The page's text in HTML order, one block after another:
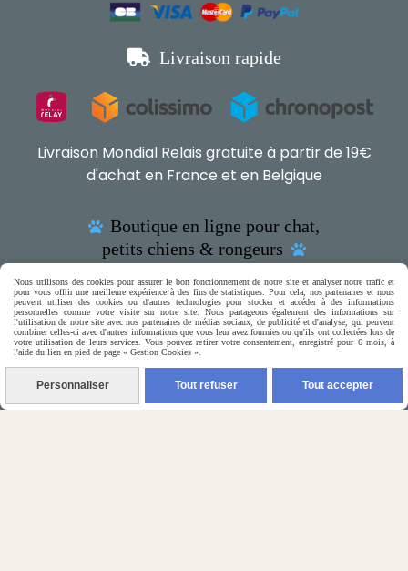
 Livraison rapide
Livraison Mondial Relais gratuite à partir de 19€
d'achat en France et en Belgique
 Boutique en ligne pour chat,
petits chiens & rongeurs

(5) Nos Avis Clients :
CE QU'EN PENSENT NOS CLIENTS
Nous utilisons des cookies pour assurer le bon fonctionnement de notre site et analyser notre trafic et
pour vous offrir une meilleure expérience à des fins de statistiques. Pour cela, nos partenaires et nous
peuvent utiliser des cookies ou d'autres technologies pour stocker et accéder à des informations
personnelles comme votre visite sur notre site. Nous partageons également des informations sur
l'utilisation de notre site avec nos partenaires de médias sociaux, de publicité et d'analyse, qui peuvent
combiner celles-ci avec d'autres informations que vous leur avez fournies ou qu'ils ont collectées lors de
votre utilisation de leurs services. Vous pouvez retirer votre consentement, enregistré pour 6 mois, à
l'aide du lien en pied de page « Gestion Cookies ».
Personnaliser Tout refuser Tout accepter